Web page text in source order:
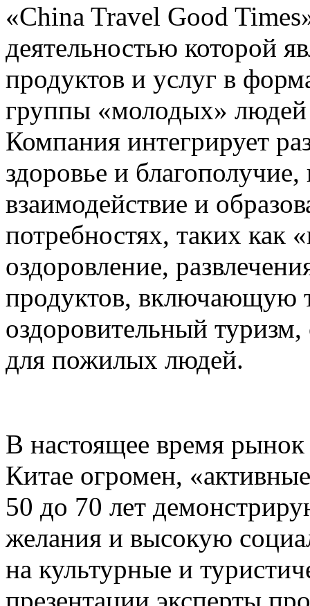
«China Travel Good
деятельностью которой
продуктов и услуг в
группы «молодых» людей
Компания интегрирует
здоровье и
взаимодействие и
потребностях, таких как
оздоровление,
продуктов, включающую
оздоровительный
для пожилых людей.
В настоящее время
Китае огромен,
50 до 70 лет
желания и высокую
на культурные и
презентации эксперты